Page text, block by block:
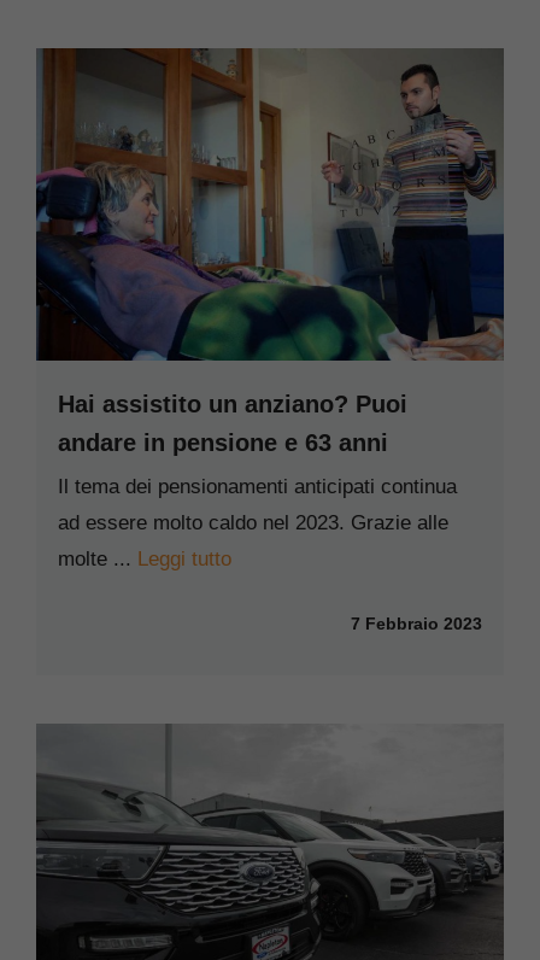
Hai assistito un anziano? Puoi
andare in pensione e 63 anni
Il tema dei pensionamenti anticipati continua
ad essere molto caldo nel 2023. Grazie alle
molte ... Leggi tutto
7 Febbraio 2023